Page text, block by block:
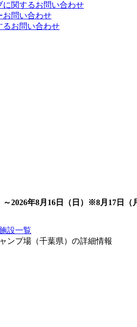
に関するお問い合わせ
お問い合わせ
るお問い合わせ
2026年8月16日（日）※8月17日（
設一覧
ンプ場（千葉県）の詳細情報